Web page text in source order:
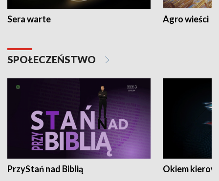
Sera warte Agro wieści
SPOŁECZEŃSTWO
PrzyStań nad Biblią Okiem